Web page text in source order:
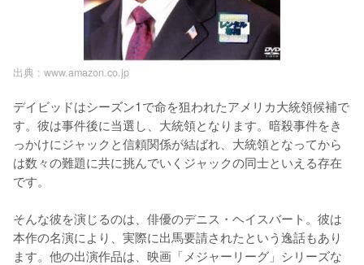
出典 : www.amazon.co.jp
デイビッドはシーズン1で命を狙われたアメリカ大統領候補で
す。彼は事件後に当選し、大統領となります。暗殺事件をき
っかけにジャックと信頼関係が結ばれ、大統領となってから
は数々の難題に共に挑んでいくジャックの同士といえる存在
です。
そんな彼を演じるのは、俳優のデニス・ヘイスバート。彼は
本作の名演により、実際に出馬要請されたという逸話もあり
ます。他の出演作品は、映画「メジャーリーグ」シリーズな